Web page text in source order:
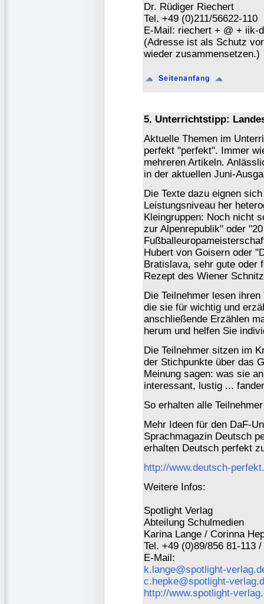
Dr. Rüdiger Riechert
Tel. +49 (0)211/56622-110
E-Mail: riechert + @ + iik-
(Adresse ist als Schutz
wieder zusammensetzen.)
5. Unterrichtstipp:
Aktuelle Themen im
perfekt "perfekt". Immer
mehreren Artikeln.
in der aktuellen Juni-
Die Texte dazu eignen
Leistungsniveau her
Kleingruppen: Noch nicht
zur Alpenrepublik" oder
Hubert von Goisern oder
Bratislava, sehr gute oder
Rezept des Wiener
Die Teilnehmer lesen
die sie für wichtig und
anschließende Erzählen
herum und helfen Sie
Die Teilnehmer sitzen im
der Stichpunkte über das
Meinung sagen: was sie
interessant, lustig ...
So erhalten alle
Mehr Ideen für den DaF-
Sprachmagazin Deutsch
erhalten Deutsch perfekt
http://www.deutsch-
Weitere Infos:
Spotlight Verlag
Abteilung Schulmedien
Karina Lange / Corinna
Tel. +49 (0)89/856 81-113 /
E-Mail:
k.lange@spotlight-
c.hepke@spotlight-
http://www.spotlight-